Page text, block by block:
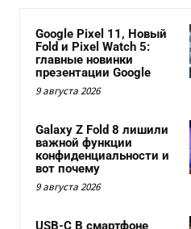
Google Pixel 11, Новый
Fold и Pixel Watch 5:
главные новинки
презентации Google
9 августа 2026
Galaxy Z Fold 8 лишили
важной функции
конфиденциальности и
вот почему
9 августа 2026
USB-C В смартфоне